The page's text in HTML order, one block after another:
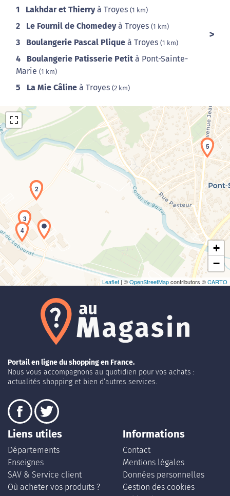
1 Lakhdar et Thierryà Troyes (1 km)
2 Le Fournil de Chomedeyà Troyes (1 km)
3 Boulangerie Pascal Plique à Troyes (1 km)
4 Boulangerie Patisserie Petit à Pont-Sainte-
Marie (1 km)
5 La Mie Câline à Troyes (2 km)
Chargement de la carte en cours...
1
2
3
4
5
+
−
Leaflet | ©OpenStreetMapcontributors ©CARTO
Portail en ligne du shopping en France.
Nous vous accompagnons au quotidien pour vos achats :
actualités shopping et bien d’autres services.
Liens utiles
Départements
Enseignes
SAV & Service client
Où acheter vos produits ?
Informations
Contact
Mentions légales
Données personnelles
Gestion des cookies